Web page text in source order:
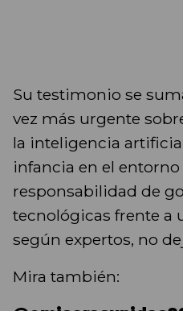
Su testimonio se
vez más urgente
la inteligencia
infancia en el
responsabilidad de
tecnológicas frente a
según expertos, no
Mira también: